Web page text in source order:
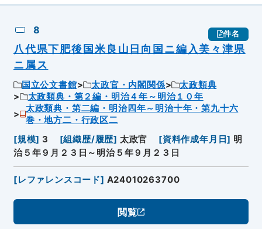
8 件名
八代県下肥後国米良山日向国ニ編入美々津県
ニ属ス
国立公文書館 太政官・内閣関係
太政類典
太政類典・第２編・明治４年～明治１０年
太政類典・第二編・明治四年～明治十年・第九十六
巻・地方二・行政区二
[規模] 3 [組織歴/履歴] 太政官 [資料作成年月日] 明
治５年９月２３日～明治５年９月２３日
[レファレンスコード] A24010263700
閲覧